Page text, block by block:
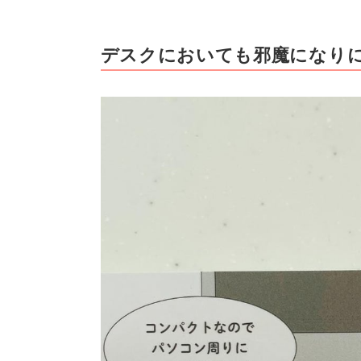
デスクにおいても邪魔になり